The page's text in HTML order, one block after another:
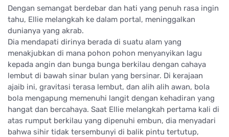
Dengan semangat berdebar dan hati yang penuh rasa ingin
tahu, Ellie melangkah ke dalam portal, meninggalkan
dunianya yang akrab.
Dia mendapati dirinya berada di suatu alam yang
menakjubkan di mana pohon pohon menyanyikan lagu
kepada angin dan bunga bunga berkilau dengan cahaya
lembut di bawah sinar bulan yang bersinar. Di kerajaan
ajaib ini, gravitasi terasa lembut, dan alih alih awan, bola
bola mengapung memenuhi langit dengan kehadiran yang
hangat dan bercahaya. Saat Ellie melangkah pertama kali di
atas rumput berkilau yang dipenuhi embun, dia menyadari
bahwa sihir tidak tersembunyi di balik pintu tertutup,